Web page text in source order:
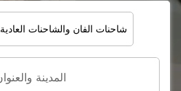
شاحنات الفان والشاحنات العادية